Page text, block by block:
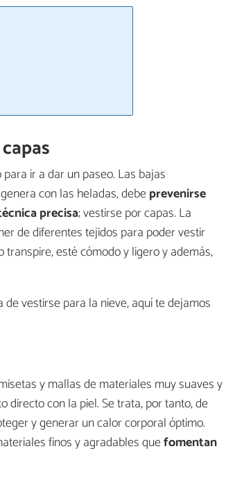
ir a dar un paseo. Las bajas
con las heladas, debeprevenirse
precisa; vestirse por capas. La
de diferentes tejidos para poder vestir
esté cómodo y ligero y además,
vestirse para la nieve, aquí te dejamos
y mallas de materiales muy suaves y
con la piel. Se trata, por tanto, de
y generar un calor corporal óptimo.
finos y agradables quefomentan